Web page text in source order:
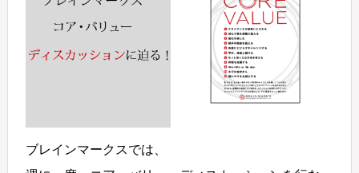
ブレインマークスでは、